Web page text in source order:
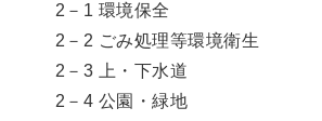
2－1 環境保全
2－2 ごみ処理等環境衛生
2－3 上・下水道
2－4 公園・緑地